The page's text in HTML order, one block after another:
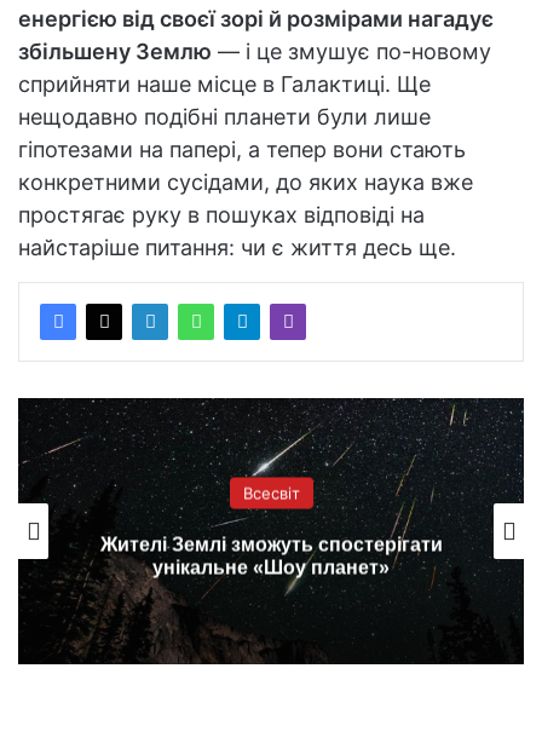
енергією від своєї зорі й розмірами нагадує
збільшену Землю — і це змушує по-новому
сприйняти наше місце в Галактиці. Ще
нещодавно подібні планети були лише
гіпотезами на папері, а тепер вони стають
конкретними сусідами, до яких наука вже
простягає руку в пошуках відповіді на
найстаріше питання: чи є життя десь ще.
Всесвіт
Землеподібні планети могли
формуватися з бруду